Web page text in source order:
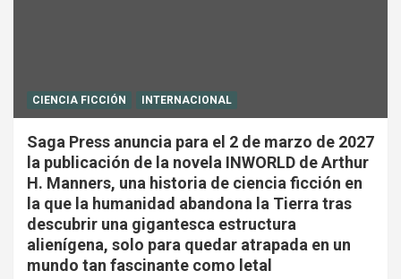
CIENCIA FICCIÓN INTERNACIONAL
Saga Press anuncia para el 2 de marzo de 2027
la publicación de la novela INWORLD de Arthur
H. Manners, una historia de ciencia ficción en
la que la humanidad abandona la Tierra tras
descubrir una gigantesca estructura
alienígena, solo para quedar atrapada en un
mundo tan fascinante como letal